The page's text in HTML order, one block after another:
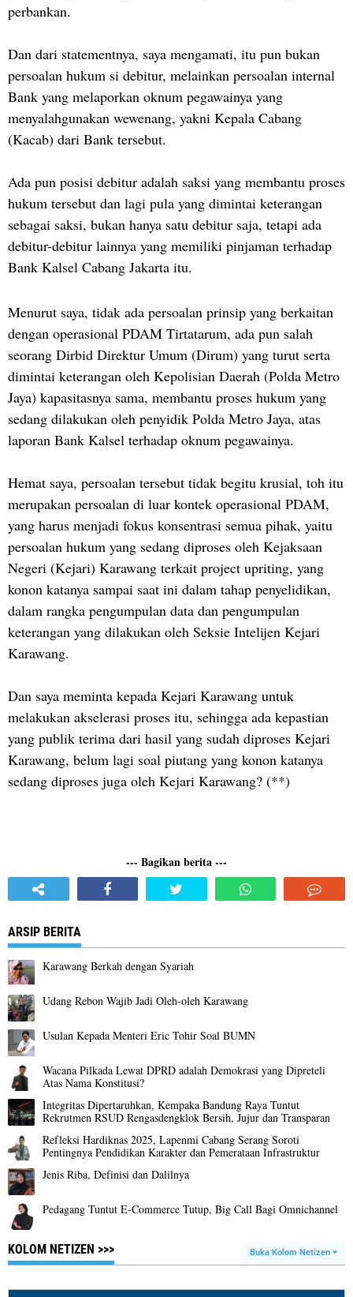
perbankan.
Dan dari statementnya, saya mengamati, itu pun bukan
persoalan hukum si debitur, melainkan persoalan internal
Bank yang melaporkan oknum pegawainya yang
menyalahgunakan wewenang, yakni Kepala Cabang
(Kacab) dari Bank tersebut.
Ada pun posisi debitur adalah saksi yang membantu proses
hukum tersebut dan lagi pula yang dimintai keterangan
sebagai saksi, bukan hanya satu debitur saja, tetapi ada
debitur-debitur lainnya yang memiliki pinjaman terhadap
Bank Kalsel Cabang Jakarta itu.
Menurut saya, tidak ada persoalan prinsip yang berkaitan
dengan operasional PDAM Tirtatarum, ada pun salah
seorang Dirbid Direktur Umum (Dirum) yang turut serta
dimintai keterangan oleh Kepolisian Daerah (Polda Metro
Jaya) kapasitasnya sama, membantu proses hukum yang
sedang dilakukan oleh penyidik Polda Metro Jaya, atas
laporan Bank Kalsel terhadap oknum pegawainya.
Hemat saya, persoalan tersebut tidak begitu krusial, toh itu
merupakan persoalan di luar kontek operasional PDAM,
yang harus menjadi fokus konsentrasi semua pihak, yaitu
persoalan hukum yang sedang diproses oleh Kejaksaan
Negeri (Kejari) Karawang terkait project upriting, yang
konon katanya sampai saat ini dalam tahap penyelidikan,
dalam rangka pengumpulan data dan pengumpulan
keterangan yang dilakukan oleh Seksie Intelijen Kejari
Karawang.
Dan saya meminta kepada Kejari Karawang untuk
melakukan akselerasi proses itu, sehingga ada kepastian
yang publik terima dari hasil yang sudah diproses Kejari
Karawang, belum lagi soal piutang yang konon katanya
sedang diproses juga oleh Kejari Karawang? (**)
--- Bagikan berita ---
ARSIP BERITA
Karawang Berkah dengan Syariah
Udang Rebon Wajib Jadi Oleh-oleh Karawang
Usulan Kepada Menteri Eric Tohir Soal BUMN
Wacana Pilkada Lewat DPRD adalah Demokrasi yang Dipreteli
Atas Nama Konstitusi?
Integritas Dipertaruhkan, Kempaka Bandung Raya Tuntut
Rekrutmen RSUD Rengasdengklok Bersih, Jujur dan Transparan
Refleksi Hardiknas 2025, Lapenmi Cabang Serang Soroti
Pentingnya Pendidikan Karakter dan Pemerataan Infrastruktur
Jenis Riba, Definisi dan Dalilnya
Pedagang Tuntut E-Commerce Tutup, Big Call Bagi Omnichannel
KOLOM NETIZEN >>> Buka Kolom Netizen